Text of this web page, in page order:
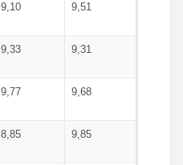
9,10 9,51
9,33 9,31
9,77 9,68
8,85 9,85